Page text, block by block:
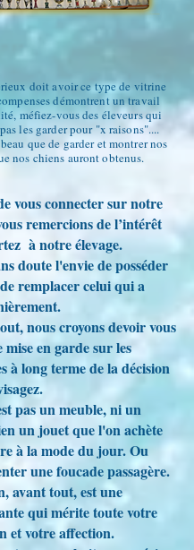
doit avoir ce type de vitrine
démontrent un travail
méfiez-vous des éleveurs qui
les garder pour "x raisons"....
que de garder et montrer nos
nos chiens auront obtenus.
vous connecter sur notre
remercions de l’intérêt
à notre élevage.
doute l'envie de posséder
remplacer celui qui a
nous croyons devoir vous
mise en garde sur les
à long terme de la décision
pas un meuble, ni un
un jouet que l'on achète
à la mode du jour. Ou
une foucade passagère.
avant tout, est une
qui mérite toute votre
et votre affection.